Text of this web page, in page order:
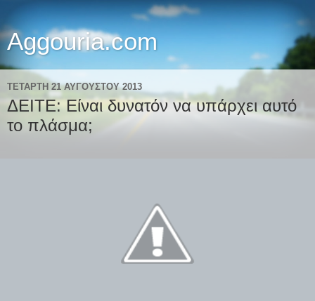
Aggouria.com
ΤΕΤΆΡΤΗ 21 ΑΥΓΟΎΣΤΟΥ 2013
ΔΕΙΤΕ: Είναι δυνατόν να υπάρχει αυτό
το πλάσμα;